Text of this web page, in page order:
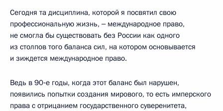
Сегодня та дисциплина, которой я посвятил свою
профессиональную жизнь, ‒ международное право,
не смогла бы существовать без России как одного
из столпов того баланса сил, на котором основывается
и зиждется международное право.
Ведь в 90‑е годы, когда этот баланс был нарушен,
появились попытки создания мирового, то есть имперского
права с отрицанием государственного суверенитета,